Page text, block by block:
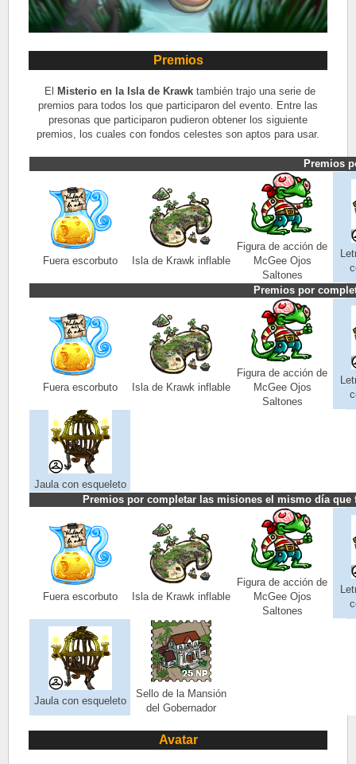
Premios
El Misterio en la Isla de Krawktambién trajo una serie de
premios para todos los que participaron del evento. Entre las
presonas que participaron pudieron obtener los siguiente
premios, los cuales con fondos celestes son aptos para usar.
Premios
Fuera escorbuto Isla de Krawk inflable
Figura de acción de
McGee Ojos
Saltones
Premios por
Fuera escorbuto Isla de Krawk inflable
Figura de acción de
McGee Ojos
Saltones
Jaula con esqueleto
Premios por completar las misiones el mismo día que
Fuera escorbuto Isla de Krawk inflable
Figura de acción de
McGee Ojos
Saltones
Jaula con esqueleto
Sello de la Mansión
del Gobernador
Avatar